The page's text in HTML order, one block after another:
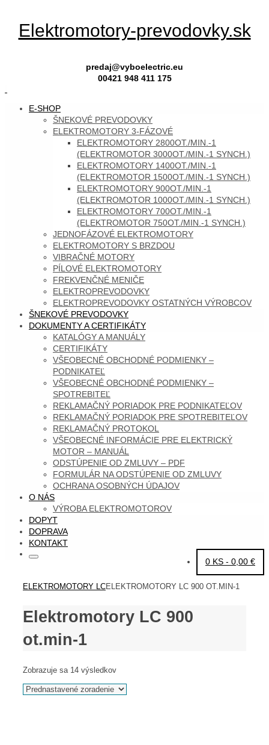
Elektromotory-prevodovky.sk
predaj@vyboelectric.eu
00421 948 411 175
SKIP
E-SHOP
ŠNEKOVÉ PREVODOVKY
ELEKTROMOTORY 3-FÁZOVÉ
ELEKTROMOTORY 2800OT./MIN.-1
(ELEKTROMOTOR 3000OT./MIN.-1 SYNCH.)
ELEKTROMOTORY 1400OT./MIN.-1
(ELEKTROMOTOR 1500OT./MIN.-1 SYNCH.)
ELEKTROMOTORY 900OT./MIN.-1
(ELEKTROMOTOR 1000OT./MIN.-1 SYNCH.)
ELEKTROMOTORY 700OT./MIN.-1
(ELEKTROMOTOR 750OT./MIN.-1 SYNCH.)
JEDNOFÁZOVÉ ELEKTROMOTORY
ELEKTROMOTORY S BRZDOU
VIBRAČNÉ MOTORY
PÍLOVÉ ELEKTROMOTORY
FREKVENČNÉ MENIČE
ELEKTROPREVODOVKY
ELEKTROPREVODOVKY OSTATNÝCH VÝROBCOV
ŠNEKOVÉ PREVODOVKY
DOKUMENTY A CERTIFIKÁTY
KATALÓGY A MANUÁLY
CERTIFIKÁTY
VŠEOBECNÉ OBCHODNÉ PODMIENKY –
PODNIKATEĽ
VŠEOBECNÉ OBCHODNÉ PODMIENKY –
SPOTREBITEĽ
REKLAMAČNÝ PORIADOK PRE PODNIKATEĽOV
REKLAMAČNÝ PORIADOK PRE SPOTREBITEĽOV
REKLAMAČNÝ PROTOKOL
VŠEOBECNÉ INFORMÁCIE PRE ELEKTRICKÝ
MOTOR – MANUÁL
ODSTÚPENIE OD ZMLUVY – PDF
FORMULÁR NA ODSTÚPENIE OD ZMLUVY
OCHRANA OSOBNÝCH ÚDAJOV
O NÁS
VÝROBA ELEKTROMOTOROV
DOPYT
DOPRAVA
KONTAKT
0 KS - 0,00 €
Search
Search
HOME
ELEKTROMOTORY LCELEKTROMOTORY LC 900 OT.MIN-1
Elektromotory LC 900
ot.min-1
Zobrazuje sa 14 výsledkov